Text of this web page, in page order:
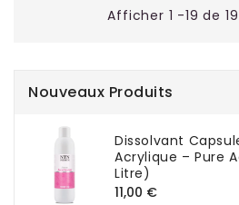
Nouveaux Produits
Dissolvant
Acrylique – Pure
Litre)
Prix
11,00 €
Afficher 1 -19 de